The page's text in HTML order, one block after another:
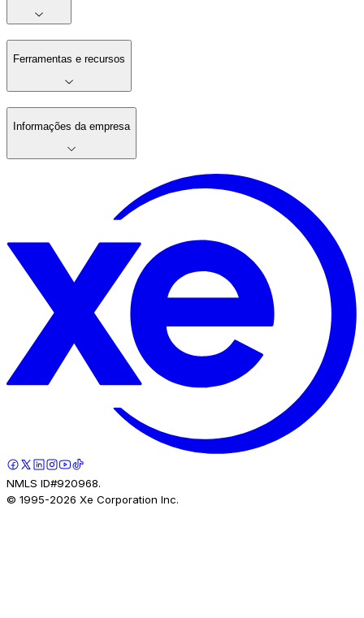
Ferramentas e recursos
Informações da empresa
NMLS ID#920968.
© 1995-2026 Xe Corporation Inc.